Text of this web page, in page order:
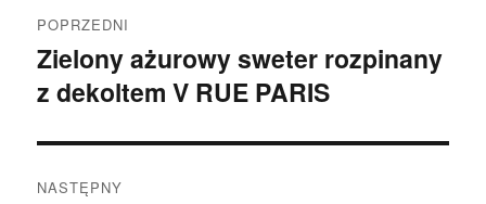
wpisu
POPRZEDNI
Poprzedni
wpis:
Zielony ażurowy sweter rozpinany
z dekoltem V RUE PARIS
NASTĘPNY